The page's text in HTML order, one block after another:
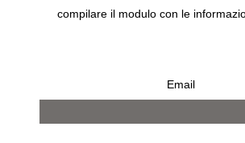
compilare il modulo con le
Email